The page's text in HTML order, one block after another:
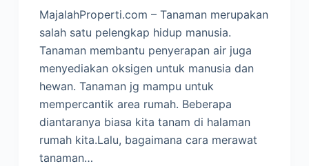
MajalahProperti.com – Tanaman merupakan
salah satu pelengkap hidup manusia.
Tanaman membantu penyerapan air juga
menyediakan oksigen untuk manusia dan
hewan. Tanaman jg mampu untuk
mempercantik area rumah. Beberapa
diantaranya biasa kita tanam di halaman
rumah kita.Lalu, bagaimana cara merawat
tanaman…